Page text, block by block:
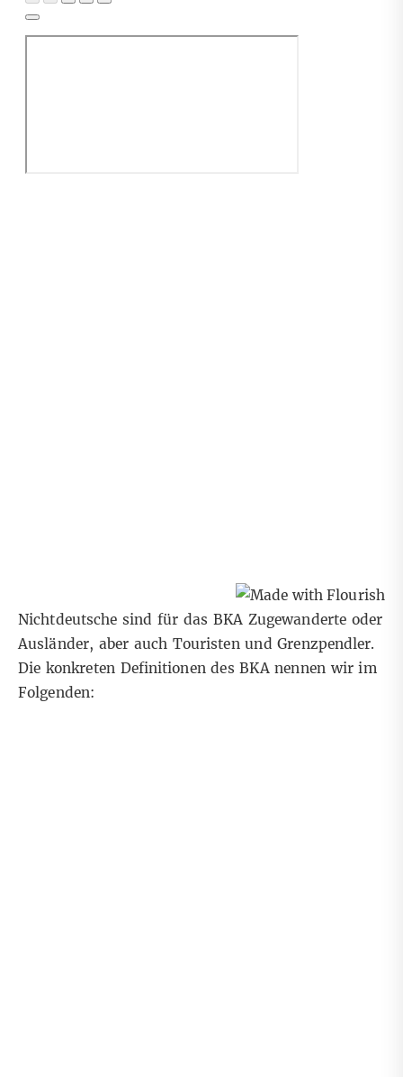
Nichtdeutsche sind für das BKA Zugewanderte oder
Ausländer, aber auch Touristen und Grenzpendler.
Die konkreten Definitionen des BKA nennen wir im
Folgenden: